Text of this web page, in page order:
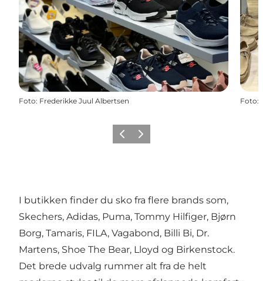
Foto: Frederikke Juul Albertsen Foto:
Forrige billede
Næste billede
I butikken finder du sko fra flere brands som,
Skechers, Adidas, Puma, Tommy Hilfiger, Bjørn
Borg, Tamaris, FILA, Vagabond, Billi Bi, Dr.
Martens, Shoe The Bear, Lloyd og Birkenstock.
Det brede udvalg rummer alt fra de helt